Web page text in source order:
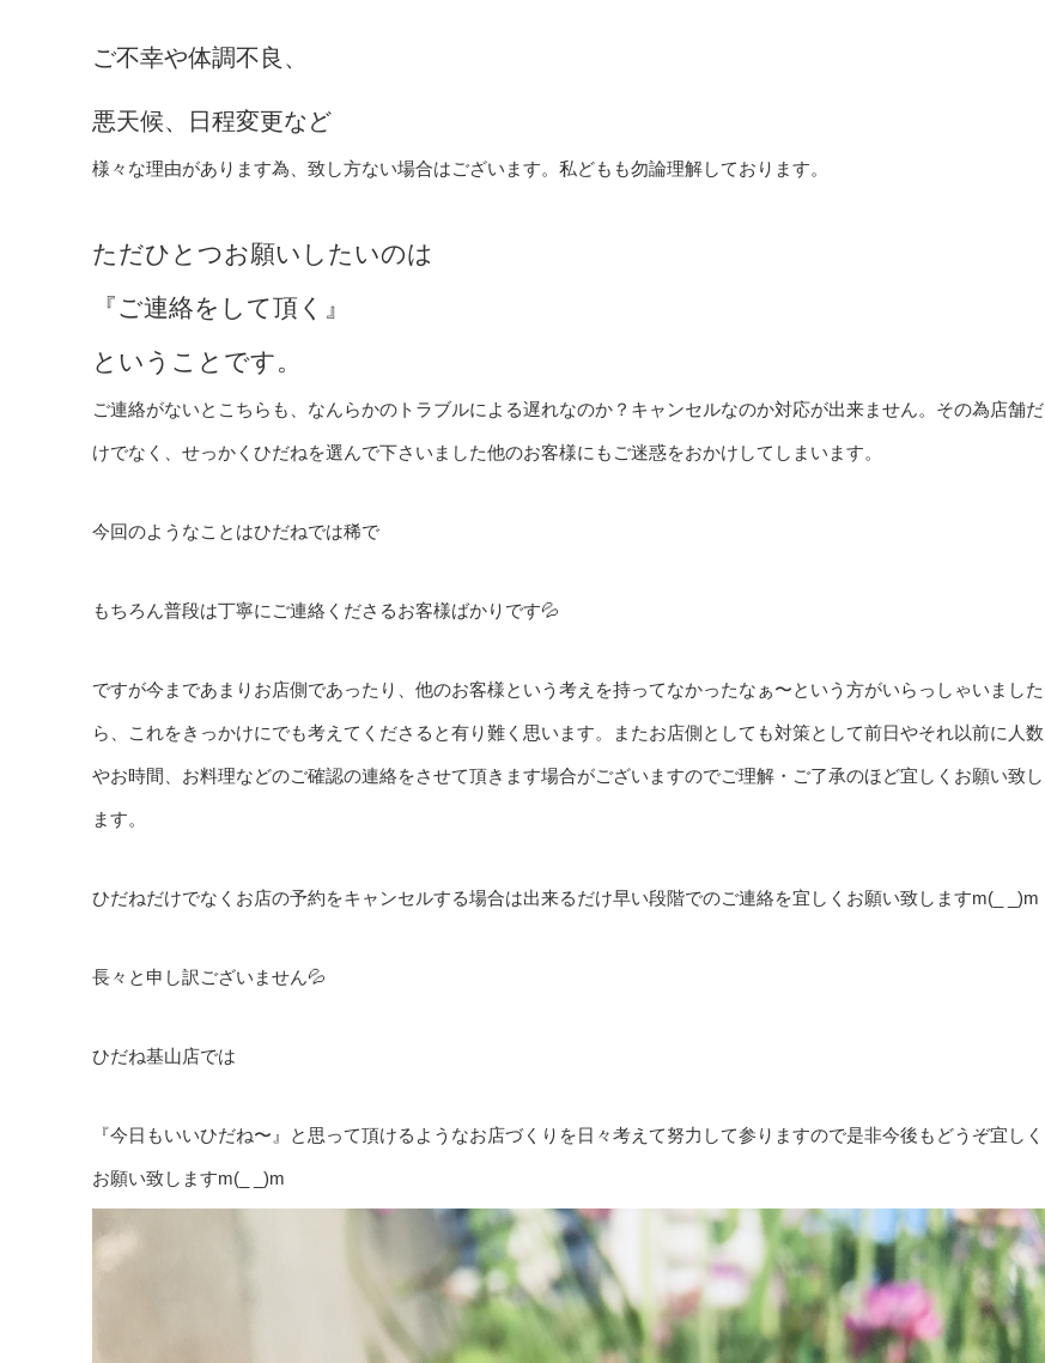
ご不幸や体調不良、
悪天候、日程変更など
様々な理由があります為、致し方ない場合はございます。私どもも勿論理解しております。
ただひとつお願いしたいのは
『ご連絡をして頂く』
ということです。
ご連絡がないとこちらも、なんらかのトラブルによる遅れなのか？キャンセルなのか対応が出来ません。その為店舗だ
けでなく、せっかくひだねを選んで下さいました他のお客様にもご迷惑をおかけしてしまいます。
今回のようなことはひだねでは稀で
もちろん普段は丁寧にご連絡くださるお客様ばかりです💦
ですが今まであまりお店側であったり、他のお客様という考えを持ってなかったなぁ〜という方がいらっしゃいました
ら、これをきっかけにでも考えてくださると有り難く思います。またお店側としても対策として前日やそれ以前に人数
やお時間、お料理などのご確認の連絡をさせて頂きます場合がございますのでご理解・ご了承のほど宜しくお願い致し
ます。
ひだねだけでなくお店の予約をキャンセルする場合は出来るだけ早い段階でのご連絡を宜しくお願い致しますm(_ _)m
長々と申し訳ございません💦
ひだね基山店では
『今日もいいひだね〜』と思って頂けるようなお店づくりを日々考えて努力して参りますので是非今後もどうぞ宜しく
お願い致しますm(_ _)m